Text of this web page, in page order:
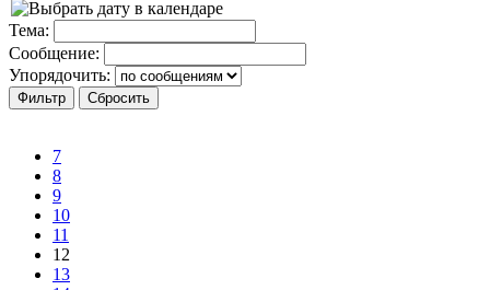
Тема:
Сообщение:
Упорядочить:
7
8
9
10
11
12
13